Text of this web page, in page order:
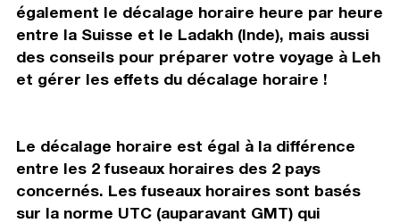
également le décalage horaire heure par heure
entre la Suisse et le Ladakh (Inde), mais aussi
des conseils pour préparer votre voyage à Leh
et gérer les effets du décalage horaire !
Le décalage horaire est égal à la différence
entre les 2 fuseaux horaires des 2 pays
concernés. Les fuseaux horaires sont basés
sur la norme UTC (auparavant GMT) qui